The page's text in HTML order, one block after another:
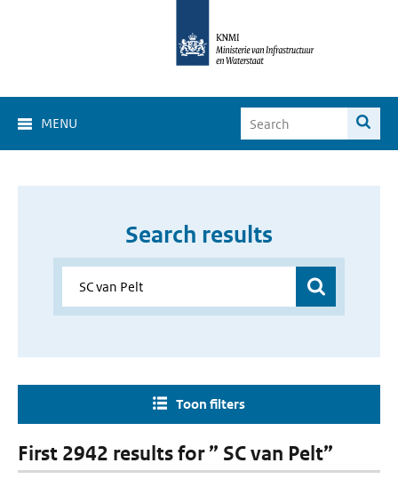
MENU
Search results
Toon filters
First 2942 results for ” SC van Pelt”